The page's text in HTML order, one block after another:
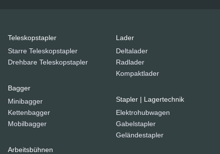
Teleskopstapler
Starre Teleskopstapler
Drehbare Teleskopstapler
Bagger
Minibagger
Kettenbagger
Mobilbagger
Arbeitsbühnen
Lader
Deltalader
Radlader
Kompaktlader
Stapler | Lagertechnik
Elektrohubwagen
Gabelstapler
Geländestapler